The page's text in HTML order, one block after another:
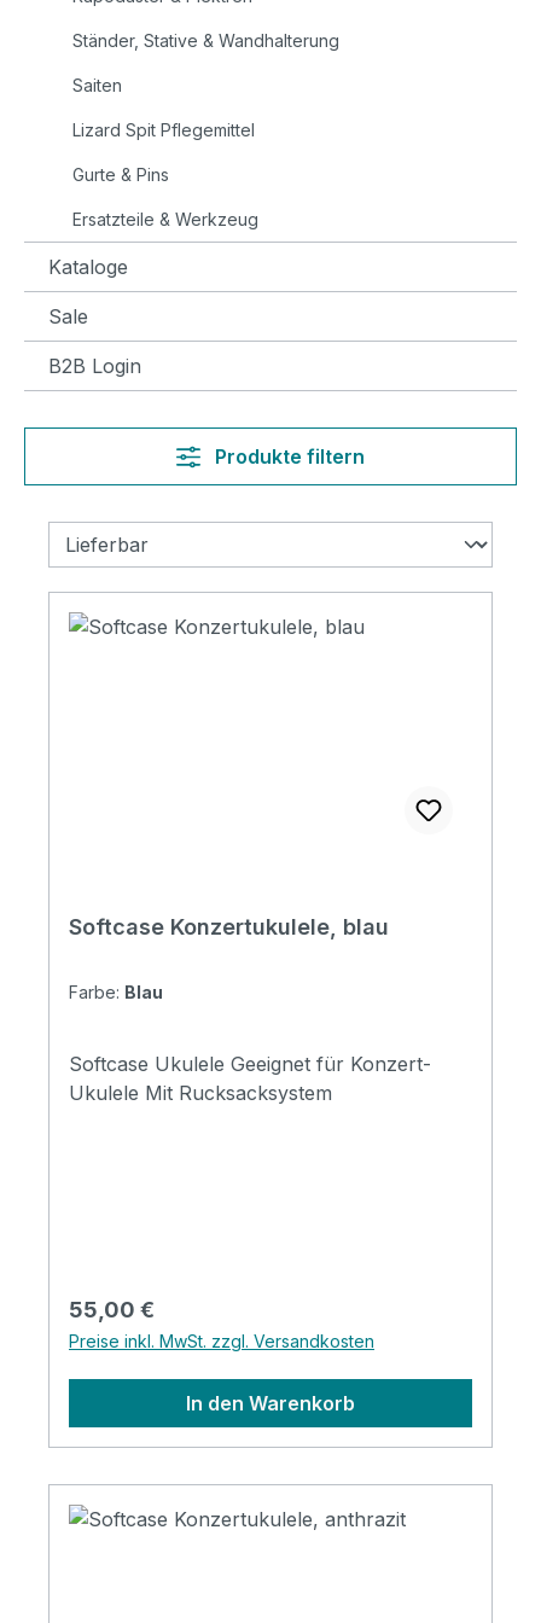
Ständer, Stative & Wandhalterung
Saiten
Lizard Spit Pflegemittel
Gurte & Pins
Ersatzteile & Werkzeug
Kataloge
Sale
B2B Login
Produkte filtern
Softcase Konzertukulele, blau
Farbe: Blau
Softcase Ukulele Geeignet für Konzert-
Ukulele Mit Rucksacksystem
Regulärer Preis:
55,00 €
Preise inkl. MwSt. zzgl. Versandkosten
In den Warenkorb